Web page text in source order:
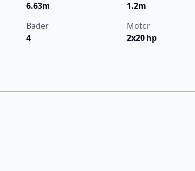
6.63m
1.2m
Bäder
4
Motor
2x20 hp